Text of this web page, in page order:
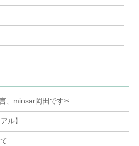
、minsar岡田です✂︎
ル】